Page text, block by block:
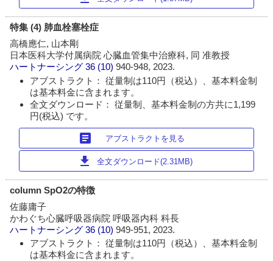
特集 (4) 肺血栓塞栓症
高橋應仁, 山本剛
日本医科大学付属病院 心臓血管集中治療科, 同 准教授
ハートナーシング 36 (10)940-948, 2023.
アブストラクト： 従量制は110円（税込）、基本料金制
は基本料金に含まれます。
全文ダウンロード： 従量制、基本料金制の方共に1,199
円(税込) です。
article アブストラクトを見る
download 全文ダウンロード(2.31MB)
column SpO2の特徴
佐藤庸子
かわぐち心臓呼吸器病院 呼吸器内科 科長
ハートナーシング 36 (10)949-951, 2023.
アブストラクト： 従量制は110円（税込）、基本料金制
は基本料金に含まれます。